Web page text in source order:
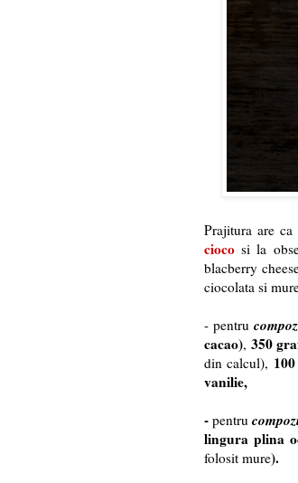
Prajitura are ca
cioco si la
blacberry
ciocolata si
- pentru
cacao), 350
din calcul),
vanilie,
- pentru
lingura plina
folosit mure).